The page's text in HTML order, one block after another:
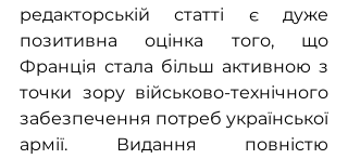
редакторській статті є дуже
позитивна оцінка того, що
Франція стала більш активною з
точки зору військово-технічного
забезпечення потреб української
армії. Видання повністю